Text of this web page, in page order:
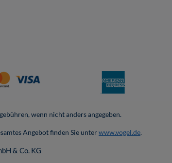
wenn nicht anders angegeben.
Angebot finden Sie unterwww.vogel.de.
& Co. KG